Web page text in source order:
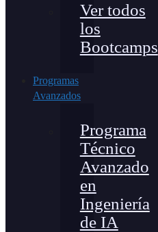
Ver todos
los
Bootcamps
Programas
Avanzados
Programa
Técnico
Avanzado
en
Ingeniería
de IA